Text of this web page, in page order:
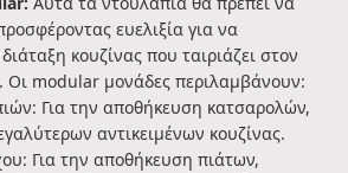
ευελιξία για να
κουζίνας που ταιριάζει στον
Οι modular μονάδες περιλαμβάνουν:
Για την αποθήκευση κατσαρολών,
αντικειμένων κουζίνας.
Για την αποθήκευση πιάτων,